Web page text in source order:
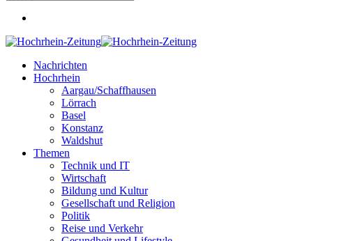
Nachrichten
Hochrhein
Aargau/Schaffhausen
Lörrach
Basel
Konstanz
Waldshut
Themen
Technik und IT
Wirtschaft
Bildung und Kultur
Gesellschaft und Religion
Politik
Reise und Verkehr